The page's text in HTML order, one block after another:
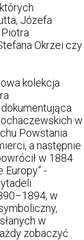
Józefa
Okrzei czy
kolekcja
w
Powstania
a następnie
w 1884
Europy” -
w
w
zobaczyć.